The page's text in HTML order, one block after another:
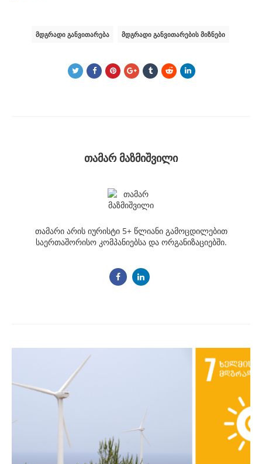
ᲛᲓᲒᲠᲐᲓᲘ ᲒᲐᲜᲕᲘᲗᲐᲠᲔᲑᲐ ᲛᲓᲒᲠᲐᲓᲘ ᲒᲐᲜᲕᲘᲗᲐᲠᲔᲑᲘᲡ ᲛᲘᲖᲜᲔᲑᲘ
თამარ მაზმიშვილი
თამარი არის იურისტი 5+ წლიანი გამოცდილებით
საერთაშორისო კომპანიებსა და ორგანიზაციებში.
navigation